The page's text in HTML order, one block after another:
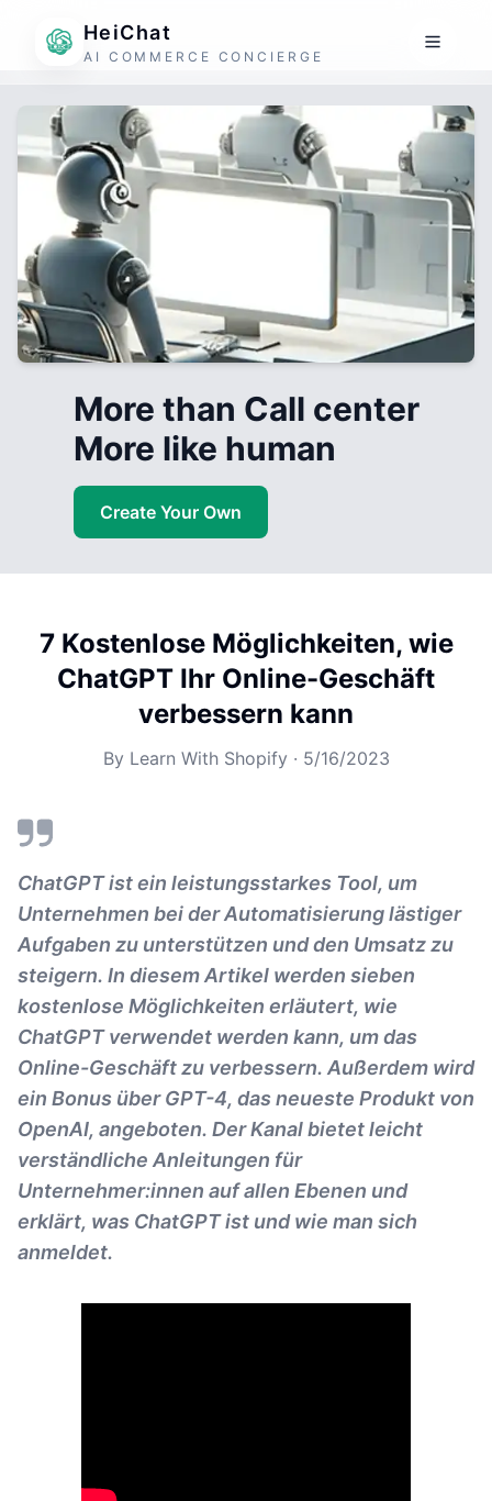
HeiChat
AI COMMERCE CONCIERGE
More than Call center
More like human
Create Your Own
7 Kostenlose Möglichkeiten, wie
ChatGPT Ihr Online-Geschäft
verbessern kann
By Learn With Shopify · 5/16/2023
ChatGPT ist ein leistungsstarkes Tool, um
Unternehmen bei der Automatisierung lästiger
Aufgaben zu unterstützen und den Umsatz zu
steigern. In diesem Artikel werden sieben
kostenlose Möglichkeiten erläutert, wie
ChatGPT verwendet werden kann, um das
Online-Geschäft zu verbessern. Außerdem wird
ein Bonus über GPT-4, das neueste Produkt von
OpenAI, angeboten. Der Kanal bietet leicht
verständliche Anleitungen für
Unternehmer:innen auf allen Ebenen und
erklärt, was ChatGPT ist und wie man sich
anmeldet.